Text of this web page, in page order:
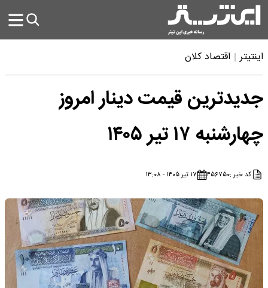
اینتیتر اقتصاد کلان
جدیدترین قیمت دینار امروز
چهارشنبه ۱۷ تیر ۱۴۰۵
کد خبر :۴۵۶۷۵۰ ۱۷ تیر ۱۴۰۵ - ۱۳:۰۸